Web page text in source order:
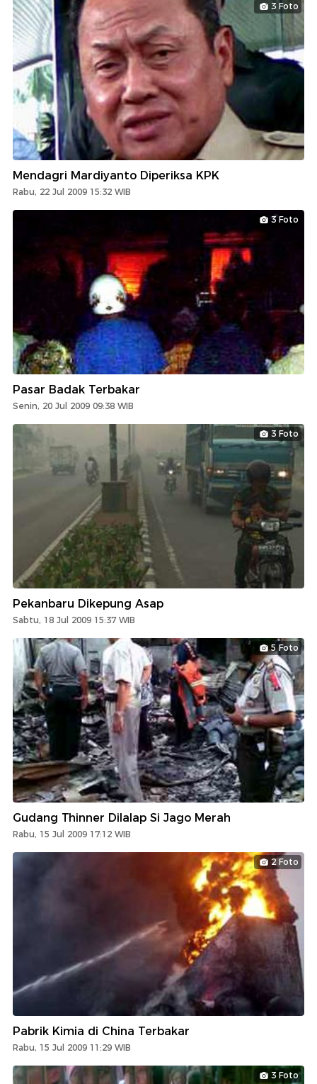
3 Foto
Mendagri Mardiyanto Diperiksa KPK
Rabu, 22 Jul 2009 15:32 WIB
3 Foto
Pasar Badak Terbakar
Senin, 20 Jul 2009 09:38 WIB
3 Foto
Pekanbaru Dikepung Asap
Sabtu, 18 Jul 2009 15:37 WIB
5 Foto
Gudang Thinner Dilalap Si Jago Merah
Rabu, 15 Jul 2009 17:12 WIB
2 Foto
Pabrik Kimia di China Terbakar
Rabu, 15 Jul 2009 11:29 WIB
3 Foto